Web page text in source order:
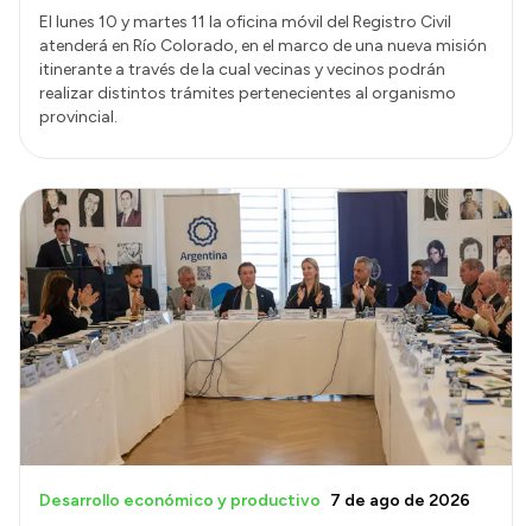
El lunes 10 y martes 11 la oficina móvil del Registro Civil
atenderá en Río Colorado, en el marco de una nueva misión
itinerante a través de la cual vecinas y vecinos podrán
realizar distintos trámites pertenecientes al organismo
provincial.
Desarrollo económico y productivo 7 de ago de 2026